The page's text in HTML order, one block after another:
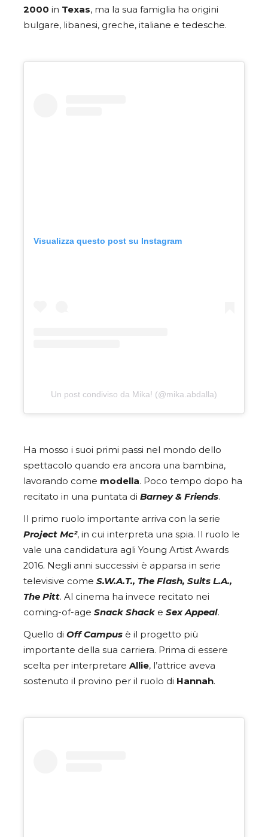
2000 in Texas, ma la sua famiglia ha origini
bulgare, libanesi, greche, italiane e tedesche.
Visualizza questo post su Instagram
Un post condiviso da Mika! (@mika.abdalla)
Ha mosso i suoi primi passi nel mondo dello
spettacolo quando era ancora una bambina,
lavorando come modella. Poco tempo dopo ha
recitato in una puntata di Barney & Friends.
Il primo ruolo importante arriva con la serie
Project Mc², in cui interpreta una spia. Il ruolo le
vale una candidatura agli Young Artist Awards
2016. Negli anni successivi è apparsa in serie
televisive come S.W.A.T., The Flash, Suits L.A.,
The Pitt. Al cinema ha invece recitato nei
coming-of-age Snack Shack e Sex Appeal.
Quello di Off Campus è il progetto più
importante della sua carriera. Prima di essere
scelta per interpretare Allie, l’attrice aveva
sostenuto il provino per il ruolo di Hannah.